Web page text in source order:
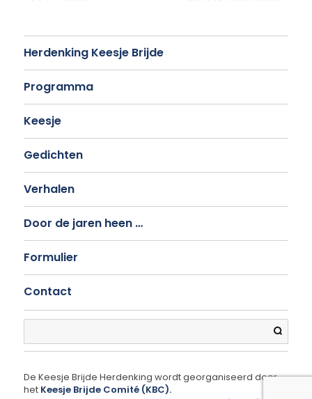
Herdenking Keesje Brijde
Programma
Keesje
Gedichten
Verhalen
Door de jaren heen …
Formulier
Contact
Search
De Keesje Brijde Herdenking wordt georganiseerd door
het Keesje Brijde Comité (KBC).